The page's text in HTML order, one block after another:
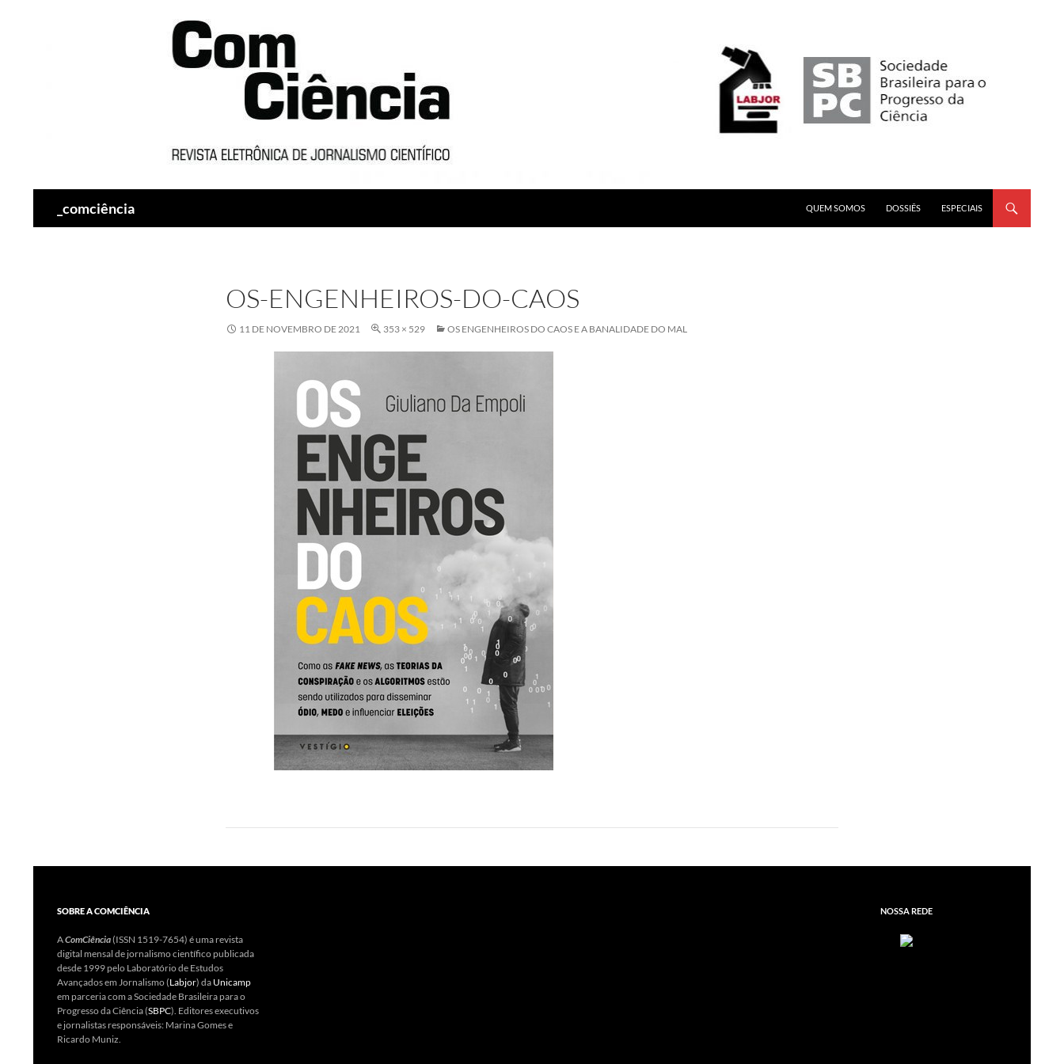
_comciência
QUEM SOMOS
DOSSIÊS ESPECIAIS
OS-ENGENHEIROS-DO-CAOS
11 DE NOVEMBRO DE 2021 353 × 529 OS ENGENHEIROS DO CAOS E A BANALIDADE DO MAL
SOBRE A COMCIÊNCIA
AComCiência(ISSN 1519-7654) é uma revista
digital mensal de jornalismo científico publicada
desde 1999 pelo Laboratório de Estudos
Avançados em Jornalismo (Labjor) da Unicamp
em parceria com a Sociedade Brasileira para o
Progresso da Ciência (SBPC). Editores executivos
e jornalistas responsáveis: Marina Gomes e
Ricardo Muniz.
NOSSA REDE